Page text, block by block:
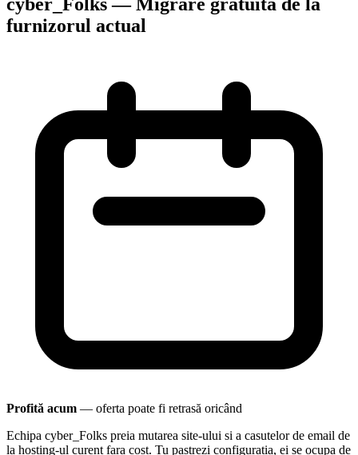
furnizorul actual
Profită acum — oferta poate fi retrasă oricând
Echipa cyber_Folks preia mutarea site-ului si a casutelor de email de
la hosting-ul curent fara cost. Tu pastrezi configuratia, ei se ocupa de